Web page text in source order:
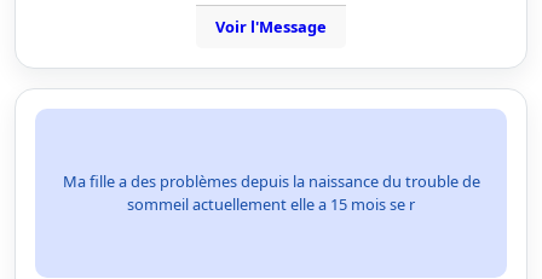
Voir l'Message
Ma fille a des problèmes depuis la naissance du trouble de
sommeil actuellement elle a 15 mois se r